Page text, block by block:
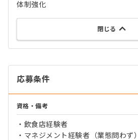
体制強化
閉じる
応募条件
資格・備考
・飲食店経験者
・マネジメント経験者（業態問わず）